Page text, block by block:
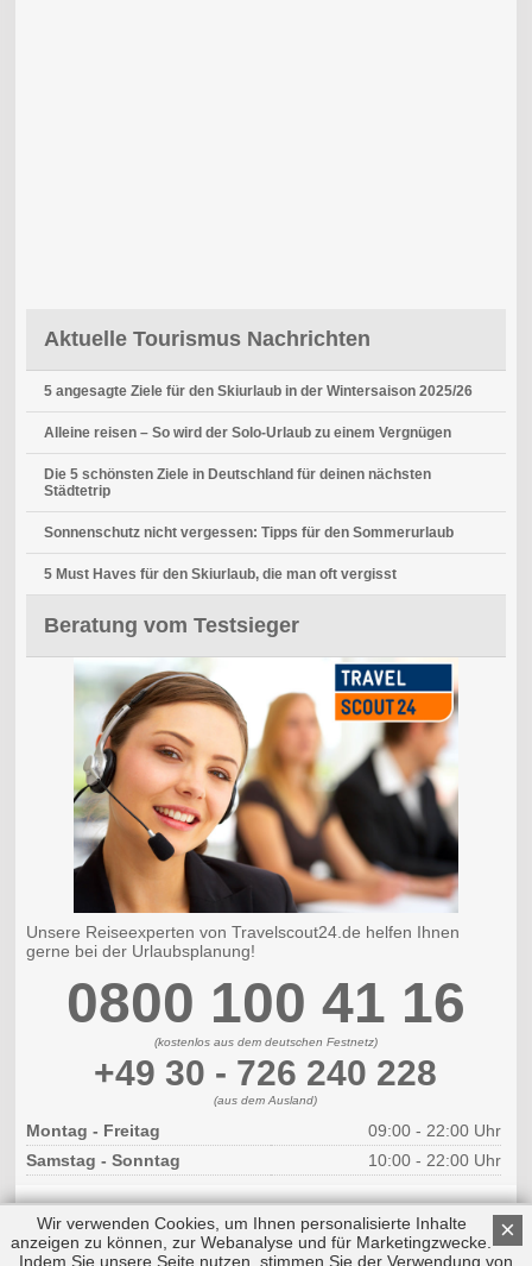
Aktuelle Tourismus Nachrichten
5 angesagte Ziele für den Skiurlaub in der Wintersaison 2025/26
Alleine reisen – So wird der Solo-Urlaub zu einem Vergnügen
Die 5 schönsten Ziele in Deutschland für deinen nächsten
Städtetrip
Sonnenschutz nicht vergessen: Tipps für den Sommerurlaub
5 Must Haves für den Skiurlaub, die man oft vergisst
Beratung vom Testsieger
Unsere Reiseexperten von Travelscout24.de helfen Ihnen
gerne bei der Urlaubsplanung!
0800 100 41 16
(kostenlos aus dem deutschen Festnetz)
+49 30 - 726 240 228
(aus dem Ausland)
Montag - Freitag
09:00 - 22:00 Uhr
Samstag - Sonntag
10:00 - 22:00 Uhr
×
Wir verwenden Cookies, um Ihnen personalisierte Inhalte
anzeigen zu können, zur Webanalyse und für Marketingzwecke.
Indem Sie unsere Seite nutzen, stimmen Sie der Verwendung von